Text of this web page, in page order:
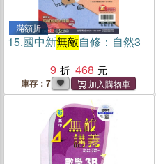
滿額折
15.國中新無敵自修：自然3
9
468
庫存：7